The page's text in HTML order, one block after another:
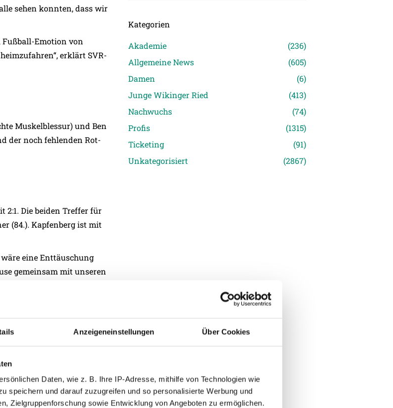
Anzeigeneinstellungen Über Cookies
Daten, wie z. B. Ihre IP-Adresse, mithilfe von Technologien wie
speichern und darauf zuzugreifen und so personalisierte Werbung und
Zielgruppenforschung sowie Entwicklung von Angeboten zu ermöglichen.
sehen konnten, dass wir
Fußball-Emotion von
erklärt SVR-
Muskelblessur) und Ben
der noch fehlenden Rot-
2:1. Die beiden Treffer für
(84.). Kapfenberg ist mit
eine Enttäuschung
gemeinsam mit unseren
machen. Ich hoffe
gute Mannschaft, wir
GAK oder Liefering. Es
paaren und wir das
Kategorien
Akademie
(236)
Allgemeine News
(605)
Damen
(6)
Junge Wikinger Ried
(413)
Nachwuchs
(74)
Profis
(1315)
Ticketing
(91)
Unkategorisiert
(2867)